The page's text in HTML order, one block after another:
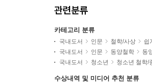
관련분류
카테고리 분류
국내도서 인문 철학/사상
쉽
국내도서
인문 동양철학
동
국내도서
청소년 청소년 철학/
수상내역 및 미디어 추천 분류